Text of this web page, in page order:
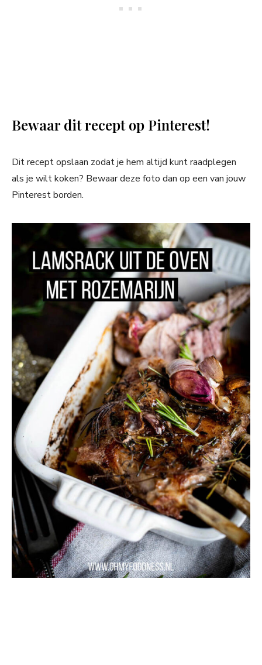
Bewaar dit recept op Pinterest!
Dit recept opslaan zodat je hem altijd kunt raadplegen
als je wilt koken? Bewaar deze foto dan op een van jouw
Pinterest borden.